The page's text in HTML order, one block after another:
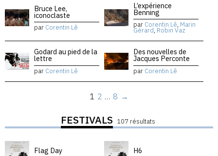
Bruce Lee,
iconoclaste
par Corentin Lê
L’expérience
Benning
par Corentin Lê, Marin
Gérard, Robin Vaz
Godard au pied de la
lettre
par Corentin Lê
Des nouvelles de
Jacques Perconte
par Corentin Lê
1 2 … 8 →
FESTIVALS 107 résultats
Flag Day H6